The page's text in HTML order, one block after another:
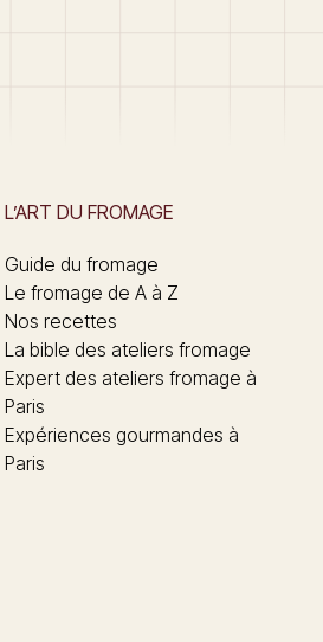
L’ART DU FROMAGE
Guide du fromage
Le fromage de A à Z
Nos recettes
La bible des ateliers fromage
Expert des ateliers fromage à
Paris
Expériences gourmandes à
Paris